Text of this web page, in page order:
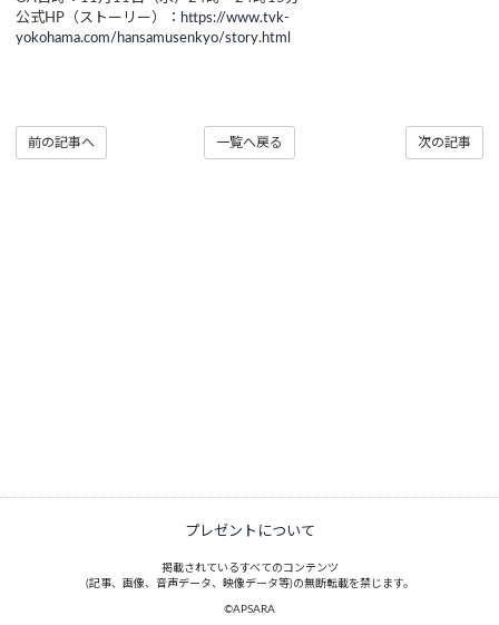
公式HP（ストーリー）： https://www.tvk-
yokohama.com/hansamusenkyo/story.html
次の記事
一覧へ戻る
前の記事へ
プレゼントについて
掲載されているすべてのコンテンツ
(記事、画像、音声データ、映像データ等)の無断転載を禁じます。
©APSARA